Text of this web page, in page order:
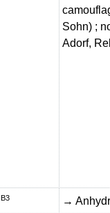
Sohn) ;
Adorf,
B3 →